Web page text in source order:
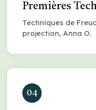
Premières
Techniques de
projection, Anna O.
04